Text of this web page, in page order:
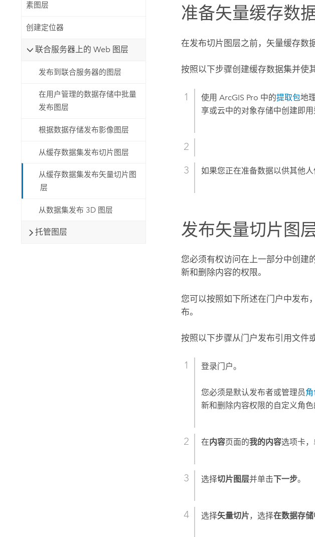
素图层
创建定位器
联合服务器上的 Web 图层
发布到联合服务器的图层
在用户管理的数据存储中批量
发布图层
根据数据存储发布影像图层
从缓存数据集发布切片图层
从缓存数据集发布矢量切片图
层
从数据集发布 3D 图层
托管图层
准备矢量缓存数
在发布切片图层之前，矢量缓存数
按照以下步骤创建缓存数据集并使
使用ArcGIS Pro 中的提取包地
享或云中的对象存储中创建即
如果您正在准备数据以供其他
发布矢量切片图
您必须有权访问在上一部分中创建
新和删除内容的权限。
您可以按照如下所述在门户中发布
布。
按照以下步骤从门户发布引用文件
登录门户。
您必须是默认发布者或管理员
新和删除内容权限的自定义角色
在内容页面的我的内容选项卡
选择切片图层并单击下一步。
选择矢量切片，选择在数据存